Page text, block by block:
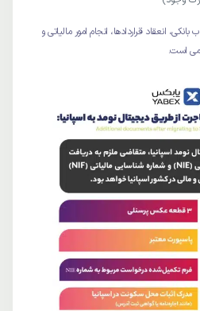
انعقاد قراردادها، انجام امور مالیاتی و
است.